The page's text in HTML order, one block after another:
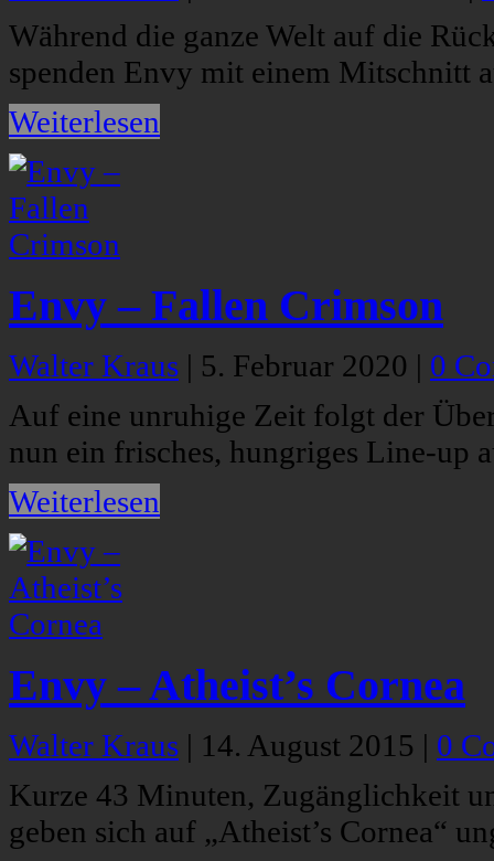
Während die ganze Welt auf die
spenden Envy mit einem Mitschnitt
Weiterlesen
Envy – Fallen Crimson
Walter Kraus | 5. Februar 2020 | 0
Auf eine unruhige Zeit folgt der
nun ein frisches, hungriges Line-up
Weiterlesen
Envy – Atheist’s Cornea
Walter Kraus | 14. August 2015 | 0
Kurze 43 Minuten, Zugänglichkeit
geben sich auf „Atheist’s Cornea“